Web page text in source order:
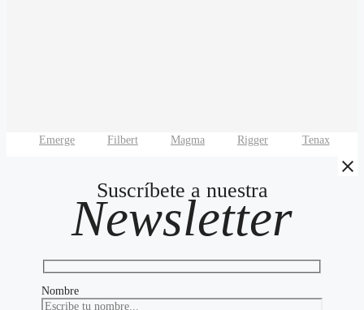
Emerge Filbert Magma Rigger Tenax
Suscríbete a nuestra
Newsletter
Nombre